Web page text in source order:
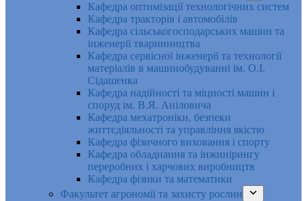
Кафедра оптимізації технологічних систем
Кафедра тракторів і автомобілів
Кафедра сільськогосподарських машин та
інженерії тваринництва
Кафедра cервісної інженерії та технології
матеріалів в машинобудуванні ім. О.І.
Сідашенка
Кафедра надійності та міцності машин і
споруд ім. В.Я. Аніловича
Кафедра мехатроніки, безпеки
життєдіяльності та управління якістю
Кафедра фізичного виховання і спорту
Кафедра обладнання та інжинірингу
переробних і харчових виробництв
Кафедра фізики та математики
Факультет агрономії та захисту рослин